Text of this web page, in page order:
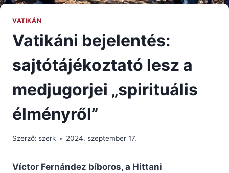
VATIKÁN
Vatikáni bejelentés:
sajtótájékoztató lesz a
medjugorjei „spirituális
élményről”
Szerző: szerk 2024. szeptember 17.
Víctor Fernández bíboros, a Hittani